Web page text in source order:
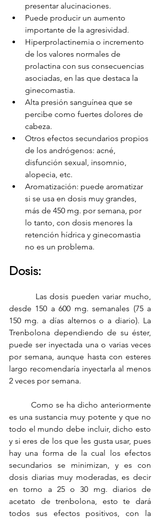
presentar alucinaciones.
Puede producir un aumento
importante de la agresividad.
Hiperprolactinemia o incremento
de los valores normales de
prolactina con sus consecuencias
asociadas, en las que destaca la
ginecomastia.
Alta presión sanguínea que se
percibe como fuertes dolores de
cabeza.
Otros efectos secundarios propios
de los andrógenos: acné,
disfunción sexual, insomnio,
alopecia, etc.
Aromatización: puede aromatizar
si se usa en dosis muy grandes,
más de 450 mg. por semana, por
lo tanto, con dosis menores la
retención hídrica y ginecomastia
no es un problema.
Dosis:
Las dosis pueden variar mucho,
desde 150 a 600 mg. semanales (75 a
150 mg. a días alternos o a diario). La
Trenbolona dependiendo de su éster,
puede ser inyectada una o varias veces
por semana, aunque hasta con esteres
largo recomendaría inyectarla al menos
2 veces por semana.
Como se ha dicho anteriormente
es una sustancia muy potente y que no
todo el mundo debe incluir, dicho esto
y si eres de los que les gusta usar, pues
hay una forma de la cual los efectos
secundarios se minimizan, y es con
dosis diarias muy moderadas, es decir
en torno a 25 o 30 mg. diarios de
acetato de trenbolona, esto te dará
todos sus efectos positivos, con la